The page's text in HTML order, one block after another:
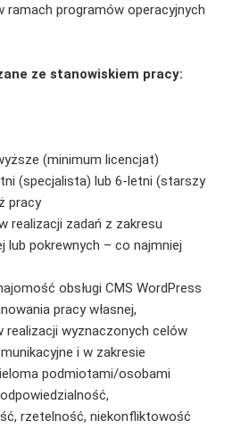
ramach programów operacyjnych
ze stanowiskiem pracy:
(minimum licencjat)
(specjalista) lub 6-letni (starszy
pracy
realizacji zadań z zakresu
lub pokrewnych – co najmniej
obsługi CMS WordPress
pracy własnej,
realizacji wyznaczonych celów
i w zakresie
podmiotami/osobami
rzetelność, niekonfliktowość